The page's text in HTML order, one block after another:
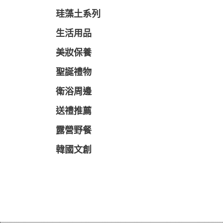
珪藻土系列
生活用品
美妝保養
聖誕禮物
衛浴周邊
送禮推薦
露營野餐
韓國文創